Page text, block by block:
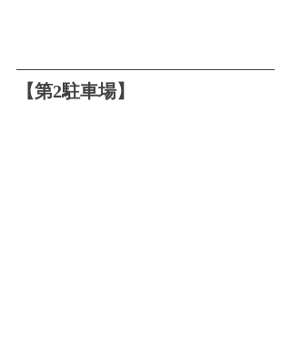
【第2駐車場】